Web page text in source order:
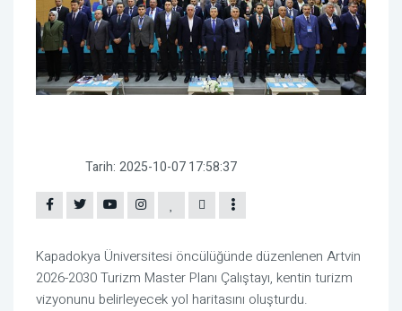
Tarih: 2025-10-07 17:58:37
Kapadokya Üniversitesi öncülüğünde düzenlenen Artvin
2026-2030 Turizm Master Planı Çalıştayı, kentin turizm
vizyonunu belirleyecek yol haritasını oluşturdu.